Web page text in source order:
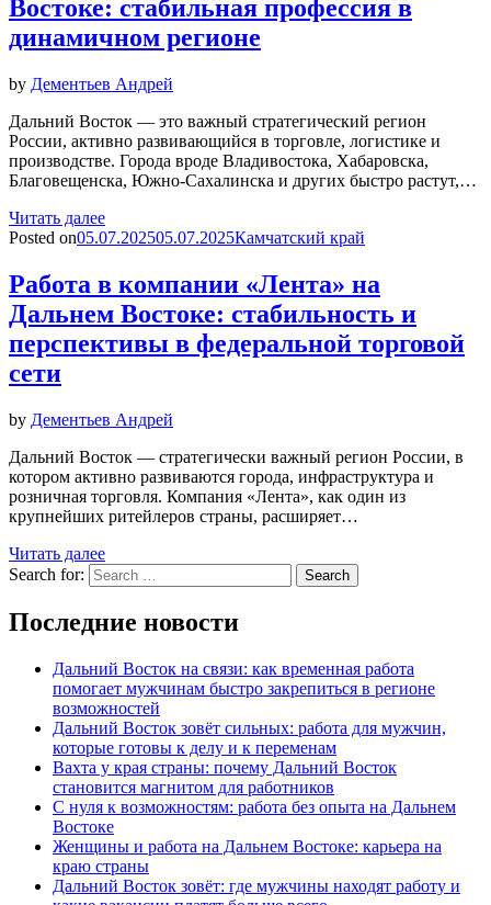
Востоке: стабильная профессия в
динамичном регионе
by Дементьев Андрей
Дальний Восток — это важный стратегический регион
России, активно развивающийся в торговле, логистике и
производстве. Города вроде Владивостока, Хабаровска,
Благовещенска, Южно-Сахалинска и других быстро растут,…
Читать далее
Posted on05.07.202505.07.2025Камчатский край
Работа в компании «Лента» на
Дальнем Востоке: стабильность и
перспективы в федеральной торговой
сети
by Дементьев Андрей
Дальний Восток — стратегически важный регион России, в
котором активно развиваются города, инфраструктура и
розничная торговля. Компания «Лента», как один из
крупнейших ритейлеров страны, расширяет…
Читать далее
Search for:
Search
Последние новости
Дальний Восток на связи: как временная работа
помогает мужчинам быстро закрепиться в регионе
возможностей
Дальний Восток зовёт сильных: работа для мужчин,
которые готовы к делу и к переменам
Вахта у края страны: почему Дальний Восток
становится магнитом для работников
С нуля к возможностям: работа без опыта на Дальнем
Востоке
Женщины и работа на Дальнем Востоке: карьера на
краю страны
Дальний Восток зовёт: где мужчины находят работу и